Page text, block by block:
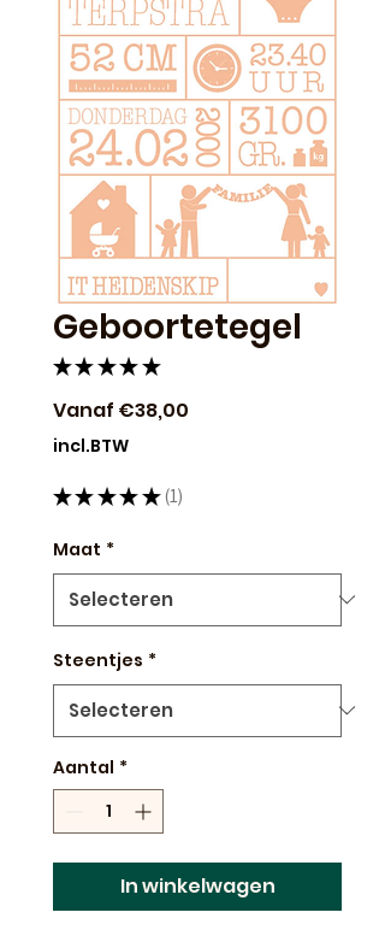
Geboortetegel
★ ★ ★ ★ ★
Vanaf €38,00
incl.BTW
★ ★ ★ ★ ★ 1
1
Maat *
Steentjes *
Aantal *
In winkelwagen